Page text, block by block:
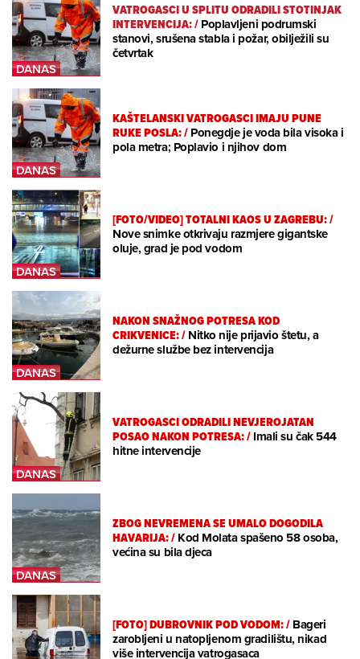
VATROGASCI U SPLITU ODRADILI STOTINJAK
INTERVENCIJA:/Poplavljeni podrumski
stanovi, srušena stabla i požar, obilježili su
četvrtak
KAŠTELANSKI VATROGASCI IMAJU PUNE
RUKE POSLA:/Ponegdje je voda bila visoka i
pola metra; Poplavio i njihov dom
[FOTO/VIDEO] TOTALNI KAOS U ZAGREBU:/
Nove snimke otkrivaju razmjere gigantske
oluje, grad je pod vodom
NAKON SNAŽNOG POTRESA KOD
CRIKVENICE:/Nitko nije prijavio štetu, a
dežurne službe bez intervencija
VATROGASCI ODRADILI NEVJEROJATAN
POSAO NAKON POTRESA:/Imali su čak 544
hitne intervencije
ZBOG NEVREMENA SE UMALO DOGODILA
HAVARIJA:/Kod Molata spašeno 58 osoba,
većina su bila djeca
[FOTO] DUBROVNIK POD VODOM:/Bageri
zarobljeni u natopljenom gradilištu, nikad
više intervencija vatrogasaca